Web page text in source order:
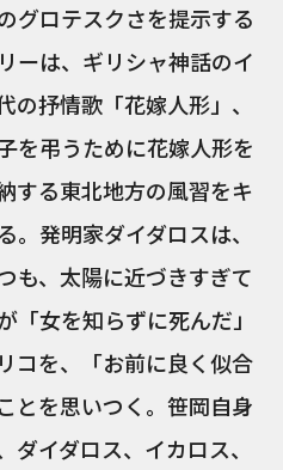
グロテスクさを提示する
ーは、ギリシャ神話のイ
抒情歌「花嫁人形」、
を弔うために花嫁人形を
する東北地方の風習をキ
。発明家ダイダロスは、
も、太陽に近づきすぎて
「女を知らずに死んだ」
コを、「お前に良く似合
とを思いつく。笹岡自身
イダロス、イカロス、